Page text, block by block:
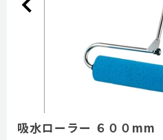
吸水ローラー ６００mm